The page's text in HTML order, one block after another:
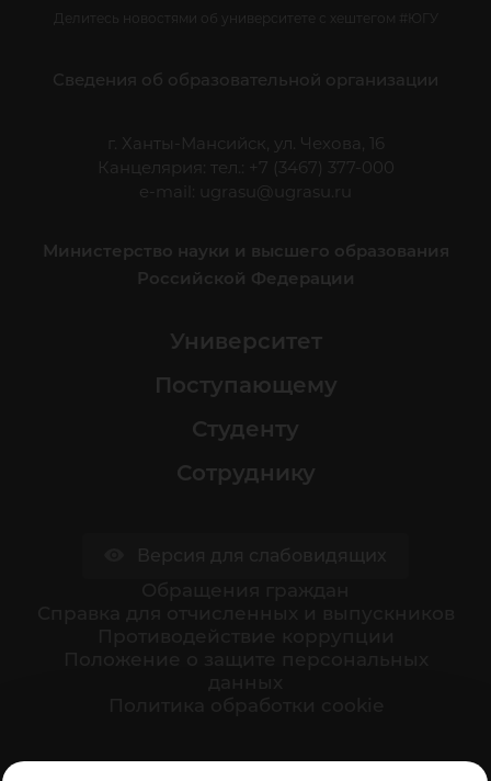
Делитесь новостями об университете с хештегом #ЮГУ
Сведения об образовательной организации
г. Ханты-Мансийск, ул. Чехова, 16
Канцелярия: тел.: +7 (3467) 377-000
e-mail:
ugrasu@ugrasu.ru
Министерство науки и высшего образования
Российской Федерации
Университет
Поступающему
Студенту
Сотруднику